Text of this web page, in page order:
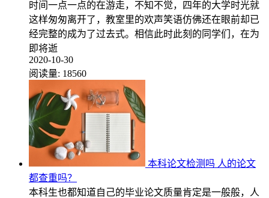
时间一点一点的在游走，不知不觉，四年的大学时光就
这样匆匆离开了，教室里的欢声笑语仿佛还在眼前却已
经完整的成为了过去式。相信此时此刻的同学们，在为
即将逝
2020-10-30
阅读量: 18560
本科论文检测吗 人的论文
都查重吗？
本科生也都知道自己的毕业论文质量肯定是一般般，人